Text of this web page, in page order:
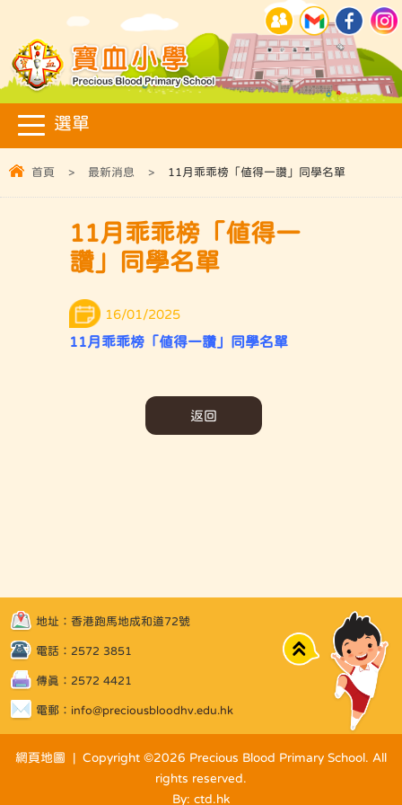
首頁 > 最新消息 > 11月乖乖榜「值得一讚」同學名單
11月乖乖榜「值得一
讚」同學名單
16/01/2025
11月乖乖榜「值得一讚」同學名單
返回
地址：香港跑馬地成和道72號
電話：2572 3851
傳真：2572 4421
電郵： info@preciousbloodhv.edu.hk
Top
網頁地圖 | Copyright ©2026 Precious Blood Primary School. All
rights reserved.
By: ctd.hk